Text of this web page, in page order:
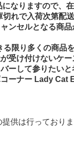
なりますので、
れで入荷次第配
ンセルとなる商
限り多くの商品
受け付けないケ
ーして参りたい
ーナー Lady Cat
供は行っており